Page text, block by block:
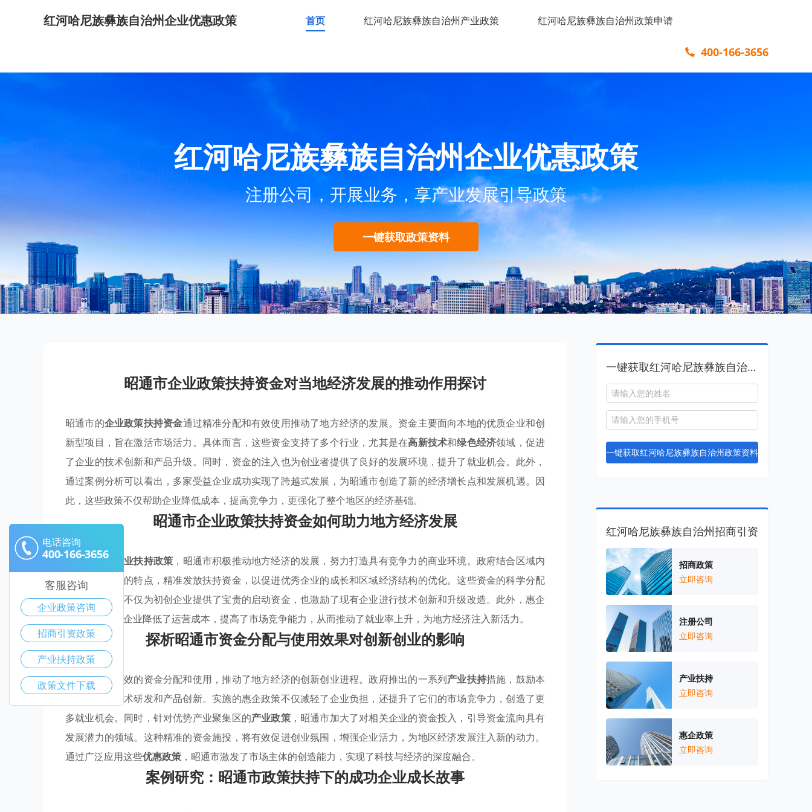
红河哈尼族彝族自治州企业优惠政策 首页 红河哈尼族彝族自治州产业政策 红河哈尼族彝族自治州政策申请
400-166-3656
红河哈尼族彝族自治州企业优惠政策
注册公司，开展业务，享产业发展引导政策
一键获取政策资料
昭通市企业政策扶持资金对当地经济发展的推动作用探讨
昭通市的企业政策扶持资金通过精准分配和有效使用推动了地方经济的发展。资金主要面向本地的优质企业和创
新型项目，旨在激活市场活力。具体而言，这些资金支持了多个行业，尤其是在高新技术和绿色经济领域，促进
了企业的技术创新和产品升级。同时，资金的注入也为创业者提供了良好的发展环境，提升了就业机会。此外，
通过案例分析可以看出，多家受益企业成功实现了跨越式发展，为昭通市创造了新的经济增长点和发展机遇。因
此，这些政策不仅帮助企业降低成本，提高竞争力，更强化了整个地区的经济基础。
昭通市企业政策扶持资金如何助力地方经济发展
通过有效的 产业扶持政策 ，昭通市积极推动地方经济的发展，努力打造具有竞争力的商业环境。政府结合区域内
优势产业聚集 的特点，精准发放扶持资金，以促进优秀企业的成长和区域经济结构的优化。这些资金的科学分配
和流动运用，不仅为初创企业提供了宝贵的启动资金，也激励了现有企业进行技术创新和升级改造。此外，惠企
政策扶持帮助企业降低了运营成本，提高了市场竞争能力，从而推动了就业率上升，为地方经济注入新活力。
探析昭通市资金分配与使用效果对创新创业的影响
昭通市通过有效的资金分配和使用，推动了地方经济的创新创业进程。政府推出的一系列产业扶持措施，鼓励本
地企业加强技术研发和产品创新。实施的惠企政策不仅减轻了企业负担，还提升了它们的市场竞争力，创造了更
多就业机会。同时，针对优势产业聚集区的产业政策，昭通市加大了对相关企业的资金投入，引导资金流向具有
发展潜力的领域。这种精准的资金施投，将有效促进创业氛围，增强企业活力，为地区经济发展注入新的动力。
通过广泛应用这些优惠政策 ，昭通市激发了市场主体的创造能力，实现了科技与经济的深度融合。
案例研究：昭通市政策扶持下的成功企业成长故事
一键获取红河哈尼族彝族自治州政策资料
一键获取红河哈尼族彝族自治州政策资料
红河哈尼族彝族自治州招商引资
招商政策
立即咨询
注册公司
立即咨询
产业扶持
立即咨询
惠企政策
立即咨询
电话咨询
400-166-3656
客服咨询
企业政策咨询
招商引资政策
产业扶持政策
政策文件下载